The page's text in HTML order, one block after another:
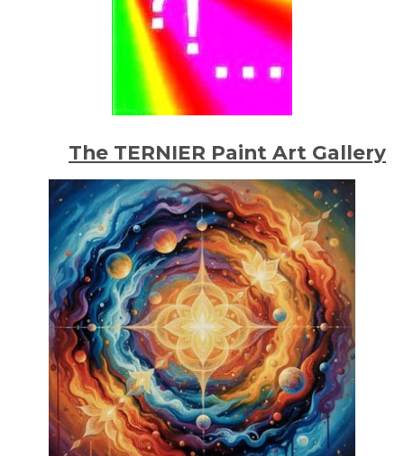
The TERNIER Paint Art Gallery